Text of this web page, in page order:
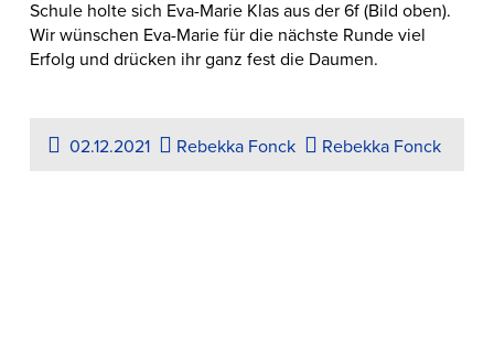
Schule holte sich Eva-Marie Klas aus der 6f (Bild oben).
Wir wünschen Eva-Marie für die nächste Runde viel
Erfolg und drücken ihr ganz fest die Daumen.
02.12.2021 Rebekka Fonck Rebekka Fonck